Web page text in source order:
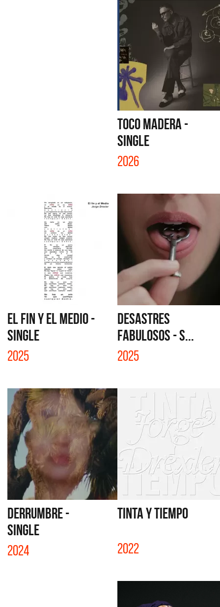
TOCO MADERA -
SINGLE
2026
EL FIN Y EL MEDIO -
SINGLE
2025
DESASTRES
FABULOSOS - S...
2025
DERRUMBRE -
SINGLE
2024
TINTA Y TIEMPO
2022